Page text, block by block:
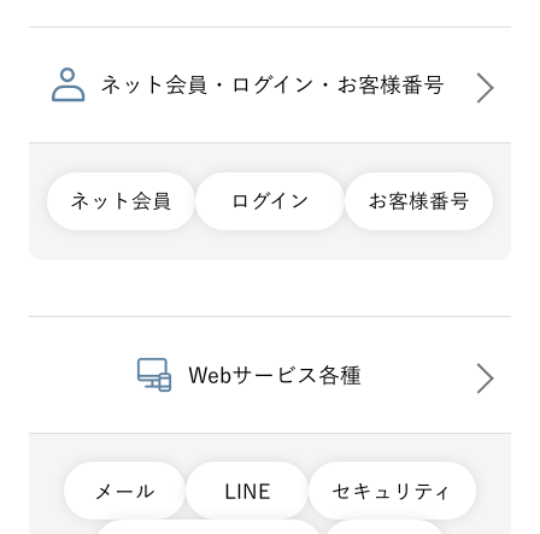
ネット会員・ログイン・お客様番号
ネット会員 ログイン お客様番号
Webサービス各種
メール LINE セキュリティ